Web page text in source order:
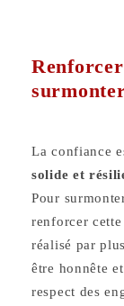
La confiance
solide et
Pour
renforcer
réalisé par
être honnête
respect des